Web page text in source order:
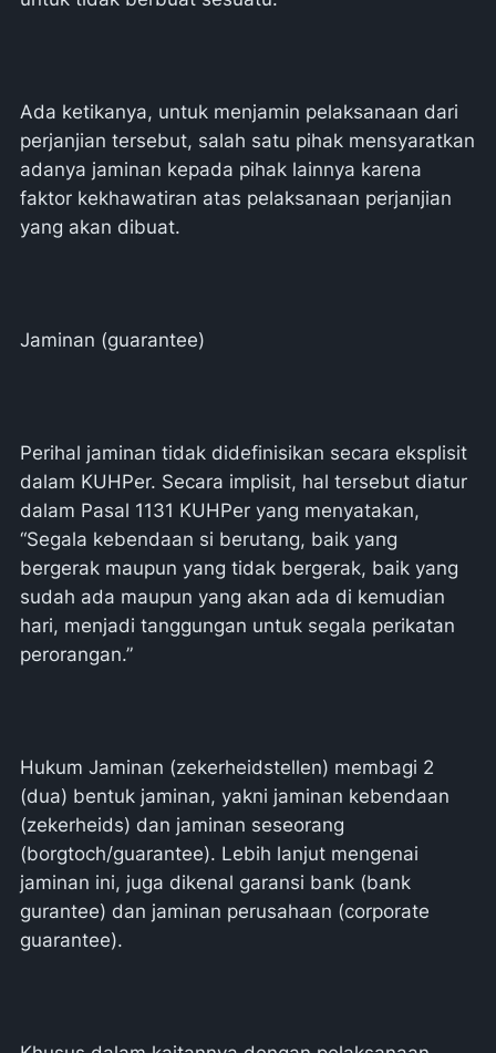
Ada ketikanya, untuk menjamin pelaksanaan dari
perjanjian tersebut, salah satu pihak mensyaratkan
adanya jaminan kepada pihak lainnya karena
faktor kekhawatiran atas pelaksanaan perjanjian
yang akan dibuat.
Jaminan (guarantee)
Perihal jaminan tidak didefinisikan secara eksplisit
dalam KUHPer. Secara implisit, hal tersebut diatur
dalam Pasal 1131 KUHPer yang menyatakan,
“Segala kebendaan si berutang, baik yang
bergerak maupun yang tidak bergerak, baik yang
sudah ada maupun yang akan ada di kemudian
hari, menjadi tanggungan untuk segala perikatan
perorangan.”
Hukum Jaminan (zekerheidstellen) membagi 2
(dua) bentuk jaminan, yakni jaminan kebendaan
(zekerheids) dan jaminan seseorang
(borgtoch/guarantee). Lebih lanjut mengenai
jaminan ini, juga dikenal garansi bank (bank
gurantee) dan jaminan perusahaan (corporate
guarantee).